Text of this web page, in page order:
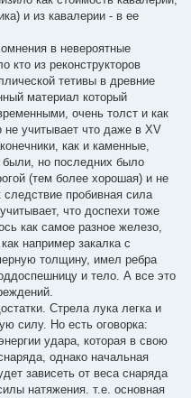
и из кавалерии - в ее
в невероятные
кто из реконструкторов
тетивы в древние
материал который
очень толст и как
учитывает что даже в XV
как и каменные,
но последних было
(тем более хорошая) и не
пробивная сила
что доспехи тоже
как самое разное железо,
например закалка с
толщину, имел ребра
и тело. А все это
Стрела лука легка и
силу. Но есть оговорка:
удара, которая в свою
однако начальная
зависеть от веса снаряда
натяжения. т.е. основная